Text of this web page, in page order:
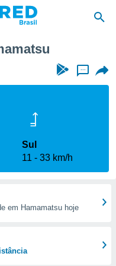
...
Sul
11
33 km/h
em Hamamatsu hoje